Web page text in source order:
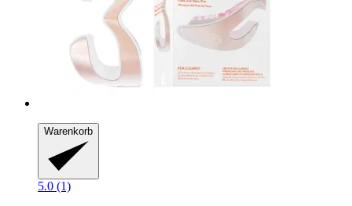
Warenkorb
5.0 (1)